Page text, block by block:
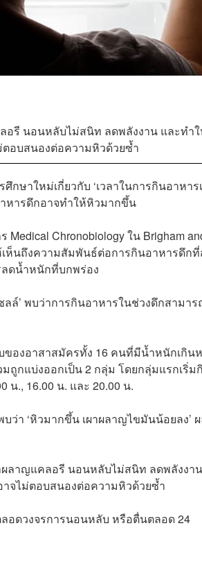
อรี นอนหลับไม่สนิท ลดพลังงาน และทำ
อบสนองต่อความหิวด้วยซ้ำ
ษาใหม่เกี่ยวกับ ‘เวลาในการกินอาหาร
หารดึกอาจทำให้หิวมากขึ้น
Medical Chronobiology ใน Brigham
ห้เห็นถึงความสัมพันธ์ต่อการกินอาหารดึกที่
ลดน้ำหนักที่บกพร่อง
ล์’ พบว่าการกินอาหารในช่วงดึกสามาร
องอาสาสมัครทั้ง 16 คนที่มีน้ำหนักเกิน
ถูกแบ่งออกเป็น 2 กลุ่ม โดยกลุ่มแรกเริ่ม
น., 16.00 น. และ 20.00 น.
า ‘หิวมากขึ้น เผาผลาญไขมันน้อยลง’
ผลาญแคลอรี นอนหลับไม่สนิท ลดพลังงาน
จไม่ตอบสนองต่อความหิวด้วยซ้ำ
อดวงจรการนอนหลับ หรือตื่นตลอด 24